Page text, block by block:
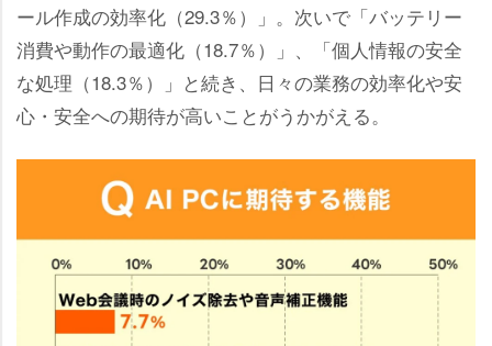
ール作成の効率化（29.3％）」。次いで「バッテリー
消費や動作の最適化（18.7％）」、「個人情報の安全
な処理（18.3％）」と続き、日々の業務の効率化や安
心・安全への期待が高いことがうかがえる。